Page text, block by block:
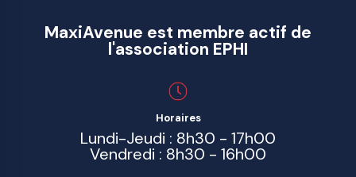
MaxiAvenue est membre actif de
l'association EPHI
Horaires
Lundi-Jeudi : 8h30 - 17h00
Vendredi : 8h30 - 16h00